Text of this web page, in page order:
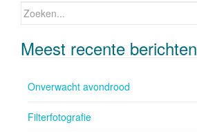
Zoeken naar:
Meest recente berichten
Onverwacht avondrood
Filterfotografie